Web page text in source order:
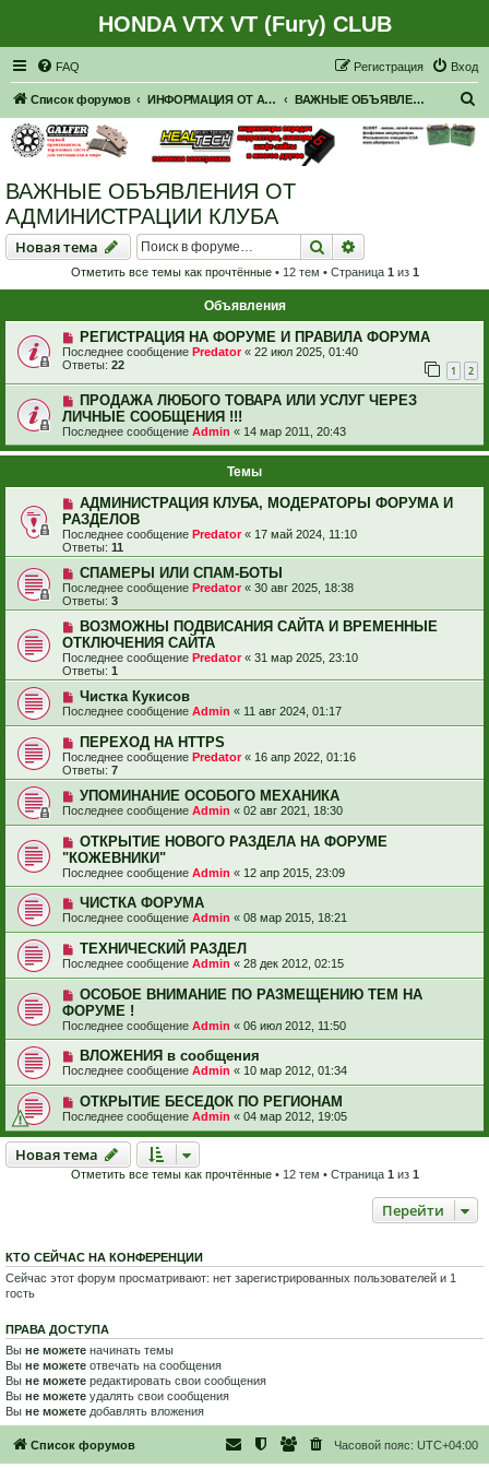
HONDA VTX VT (Fury) CLUB
FAQ Вход
Регистрация
Список форумов ИНФОРМАЦИЯ ОТ АДМИНИСТРАЦИИ ВАЖНЫЕ ОБЪЯВЛЕНИЯ ОТ АДМИНИСТРАЦИИ КЛУБА
ВАЖНЫЕ ОБЪЯВЛЕНИЯ ОТ
АДМИНИСТРАЦИИ КЛУБА
Новая тема
Новаятема Поиск
Отметить все темы как прочтённые• 12 тем • Страница 1 из 1
Объявления
РЕГИСТРАЦИЯ НА ФОРУМЕ И ПРАВИЛА ФОРУМА
Последнее сообщение Predator« 22 июл 2025, 01:40
Ответы: 22 1 2
ПРОДАЖА ЛЮБОГО ТОВАРА ИЛИ УСЛУГ ЧЕРЕЗ
ЛИЧНЫЕ СООБЩЕНИЯ !!!
Последнее сообщение Admin « 14 мар 2011, 20:43
Темы
АДМИНИСТРАЦИЯ КЛУБА, МОДЕРАТОРЫ ФОРУМА И
РАЗДЕЛОВ
Последнее сообщение Predator« 17 май 2024, 11:10
Ответы: 11
СПАМЕРЫ ИЛИ СПАМ-БОТЫ
Последнее сообщение Predator« 30 авг 2025, 18:38
Ответы: 3
ВОЗМОЖНЫ ПОДВИСАНИЯ САЙТА И ВРЕМЕННЫЕ
ОТКЛЮЧЕНИЯ САЙТА
Последнее сообщение Predator« 31 мар 2025, 23:10
Ответы: 1
Чистка Кукисов
Последнее сообщение Admin « 11 авг 2024, 01:17
ПЕРЕХОД НА HTTPS
Последнее сообщение Predator« 16 апр 2022, 01:16
Ответы: 7
УПОМИНАНИЕ ОСОБОГО МЕХАНИКА
Последнее сообщение Admin « 02 авг 2021, 18:30
ОТКРЫТИЕ НОВОГО РАЗДЕЛА НА ФОРУМЕ
"КОЖЕВНИКИ"
Последнее сообщение Admin « 12 апр 2015, 23:09
ЧИСТКА ФОРУМА
Последнее сообщение Admin « 08 мар 2015, 18:21
ТЕХНИЧЕСКИЙ РАЗДЕЛ
Последнее сообщение Admin « 28 дек 2012, 02:15
ОСОБОЕ ВНИМАНИЕ ПО РАЗМЕЩЕНИЮ ТЕМ НА
ФОРУМЕ !
Последнее сообщение Admin « 06 июл 2012, 11:50
ВЛОЖЕНИЯ в сообщения
Последнее сообщение Admin « 10 мар 2012, 01:34
ОТКРЫТИЕ БЕСЕДОК ПО РЕГИОНАМ
Последнее сообщение Admin « 04 мар 2012, 19:05
Новая тема
Новаятема
Отметить все темы как прочтённые• 12 тем • Страница 1 из 1
Перейти
КТО СЕЙЧАС НА КОНФЕРЕНЦИИ
Сейчас этот форум просматривают: нет зарегистрированных пользователей и 1
гость
ПРАВА ДОСТУПА
Вы не можете начинать темы
Вы не можете отвечать на сообщения
Вы не можете редактировать свои сообщения
Вы не можете удалять свои сообщения
Вы не можете добавлять вложения
Список форумов Часовой пояс: UTC+04:00